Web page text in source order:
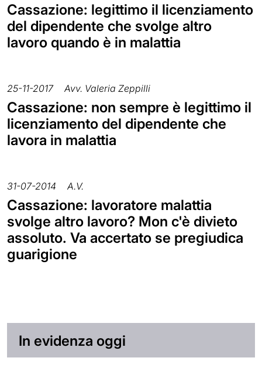
Cassazione: legittimo il licenziamento
del dipendente che svolge altro
lavoro quando è in malattia
25-11-2017 Avv. Valeria Zeppilli
Cassazione: non sempre è legittimo il
licenziamento del dipendente che
lavora in malattia
31-07-2014 A.V.
Cassazione: lavoratore malattia
svolge altro lavoro? Mon c'è divieto
assoluto. Va accertato se pregiudica
guarigione
In evidenza oggi